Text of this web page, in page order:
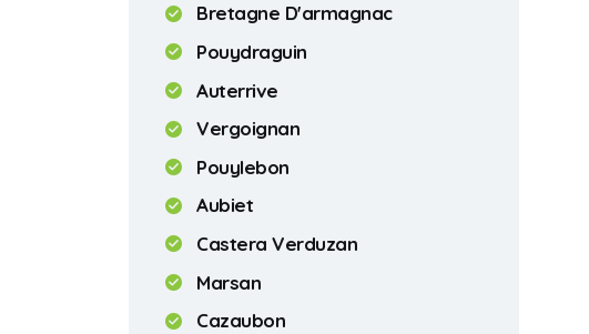
Bretagne D'armagnac
Pouydraguin
Auterrive
Vergoignan
Pouylebon
Aubiet
Castera Verduzan
Marsan
Cazaubon